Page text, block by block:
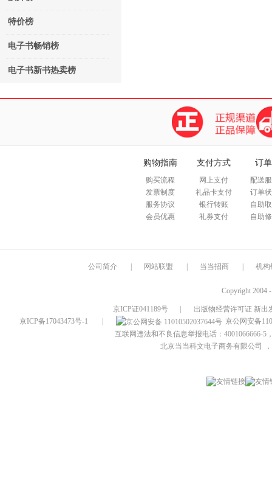
特价榜
电子书畅销榜
电子书新书热卖榜
购物指南
购买流程
发票制度
服务协议
会员优惠
支付方式
网上支付
礼品卡支付
银行转账
礼券支付
订
配送
订单
自助
自助
公司简介 网站联盟 当当招商 机构
Copyright 2004
京ICP证041189号
出版物经营许可证 新出
京ICP备17043473号-1
京公网安备
互联网违法和不良信息举报电话：4001066666-5
北京当当科文电子商务有限公司